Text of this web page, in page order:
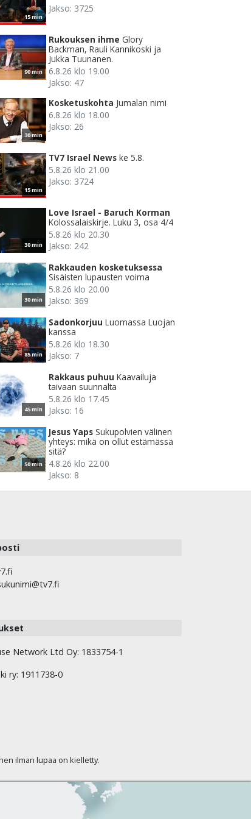
15 min
Jakso: 3725
90 min
Rukouksen ihme Glory
Backman, Rauli Kannikoski ja
Jukka Tuunanen.
6.8.26 klo 19.00
Jakso: 47
30 min
Kosketuskohta Jumalan nimi
6.8.26 klo 18.00
Jakso: 26
15 min
TV7 Israel News ke 5.8.
5.8.26 klo 21.00
Jakso: 3724
30 min
Love Israel - Baruch Korman
Kolossalaiskirje. Luku 3, osa 4/4
5.8.26 klo 20.30
Jakso: 242
30 min
Rakkauden kosketuksessa
Sisäisten lupausten voima
5.8.26 klo 20.00
Jakso: 369
85 min
Sadonkorjuu Luomassa Luojan
kanssa
5.8.26 klo 18.30
Jakso: 7
45 min
Rakkaus puhuu Kaavailuja
taivaan suunnalta
5.8.26 klo 17.45
Jakso: 16
50 min
Jesus Yaps Sukupolvien välinen
yhteys: mikä on ollut estämässä
sitä?
4.8.26 klo 22.00
Jakso: 8
Network Ltd Oy: 1833754-1
ry: 1911738-0
ilman lupaa on kielletty.